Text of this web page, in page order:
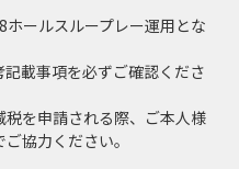
ールスループレー運用とな
載事項を必ずご確認くださ
を申請される際、ご本人様
協力ください。